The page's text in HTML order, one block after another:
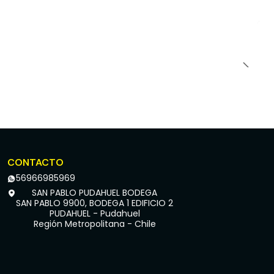
CONTACTO
56966985969
SAN PABLO PUDAHUEL BODEGA
SAN PABLO 9900, BODEGA 1 EDIFICIO 2
PUDAHUEL - Pudahuel
Región Metropolitana - Chile